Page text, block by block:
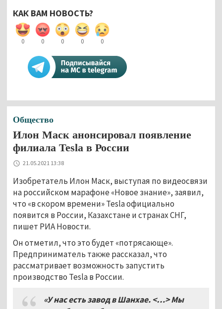
КАК ВАМ НОВОСТЬ?
0 0 0 0 0
Общество
Илон Маск анонсировал появление
филиала Tesla в России
21.05.2021 13:38
Изобретатель Илон Маск, выступая по видеосвязи
на российском марафоне «Новое знание», заявил,
что «в скором времени» Tesla официально
появится в России, Казахстане и странах СНГ,
пишет РИА Новости.
Он отметил, что это будет «потрясающе».
Предприниматель также рассказал, что
рассматривает возможность запустить
производство Tesla в России.
«У нас есть завод в Шанхае. <…> Мы